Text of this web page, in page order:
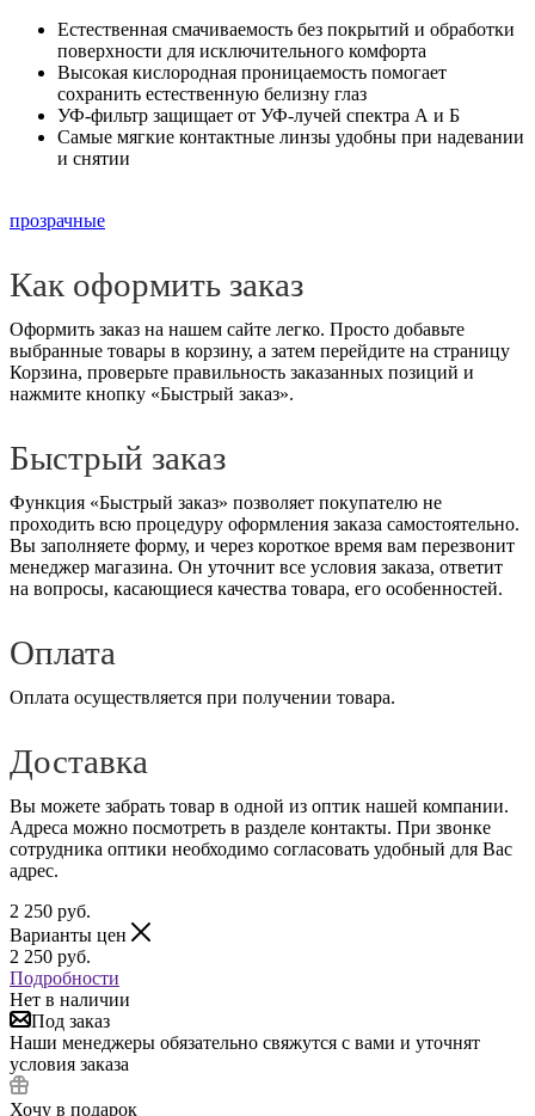
Естественная смачиваемость без покрытий и обработки
поверхности для исключительного комфорта
Высокая кислородная проницаемость помогает
сохранить естественную белизну глаз
УФ-фильтр защищает от УФ-лучей спектра А и Б
Самые мягкие контактные линзы удобны при надевании
и снятии
прозрачные
Как оформить заказ
Оформить заказ на нашем сайте легко. Просто добавьте
выбранные товары в корзину, а затем перейдите на страницу
Корзина, проверьте правильность заказанных позиций и
нажмите кнопку «Быстрый заказ».
Быстрый заказ
Функция «Быстрый заказ» позволяет покупателю не
проходить всю процедуру оформления заказа самостоятельно.
Вы заполняете форму, и через короткое время вам перезвонит
менеджер магазина. Он уточнит все условия заказа, ответит
на вопросы, касающиеся качества товара, его особенностей.
Оплата
Оплата осуществляется при получении товара.
Доставка
Вы можете забрать товар в одной из оптик нашей компании.
Адреса можно посмотреть в разделе контакты. При звонке
сотрудника оптики необходимо согласовать удобный для Вас
адрес.
2 250 руб.
Варианты цен
2 250 руб.
Подробности
Нет в наличии
Под заказ
Наши менеджеры обязательно свяжутся с вами и уточнят
условия заказа
Хочу в подарок